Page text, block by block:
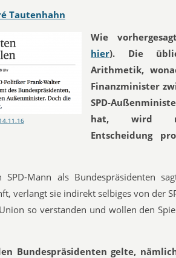
Tautenhahn
Wie
hier). Die
Arithmetik,
Finanzminister
SPD-
hat, wird
Entscheidung
Mann als Bundespräsidenten
verlangt sie indirekt selbiges von der
so verstanden und wollen den
Bundespräsidenten gelte,